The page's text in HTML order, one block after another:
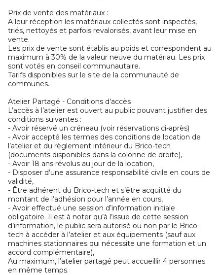
Prix de vente des matériaux :
A leur réception les matériaux collectés sont inspectés,
triés, nettoyés et parfois revalorisés, avant leur mise en
vente.
Les prix de vente sont établis au poids et correspondent au
maximum à 30% de la valeur neuve du matériau. Les prix
sont votés en conseil communautaire.
Tarifs disponibles sur le site de la communauté de
communes.
Atelier Partagé - Conditions d'accès
L’accès à l’atelier est ouvert au public pouvant justifier des
conditions suivantes :
- Avoir réservé un créneau (voir réservations ci-après)
- Avoir accepté les termes des conditions de location de
l’atelier et du règlement intérieur du Brico-tech
(documents disponibles dans la colonne de droite),
- Avoir 18 ans révolus au jour de la location,
- Disposer d’une assurance responsabilité civile en cours de
validité,
- Être adhérent du Brico-tech et s’être acquitté du
montant de l’adhésion pour l’année en cours,
- Avoir effectué une session d’information initiale
obligatoire. Il est à noter qu’à l’issue de cette session
d’information, le public sera autorisé ou non par le Brico-
tech à accéder à l’atelier et aux équipements (sauf aux
machines stationnaires qui nécessite une formation et un
accord complémentaire),
Au maximum, l’atelier partagé peut accueillir 4 personnes
en même temps.